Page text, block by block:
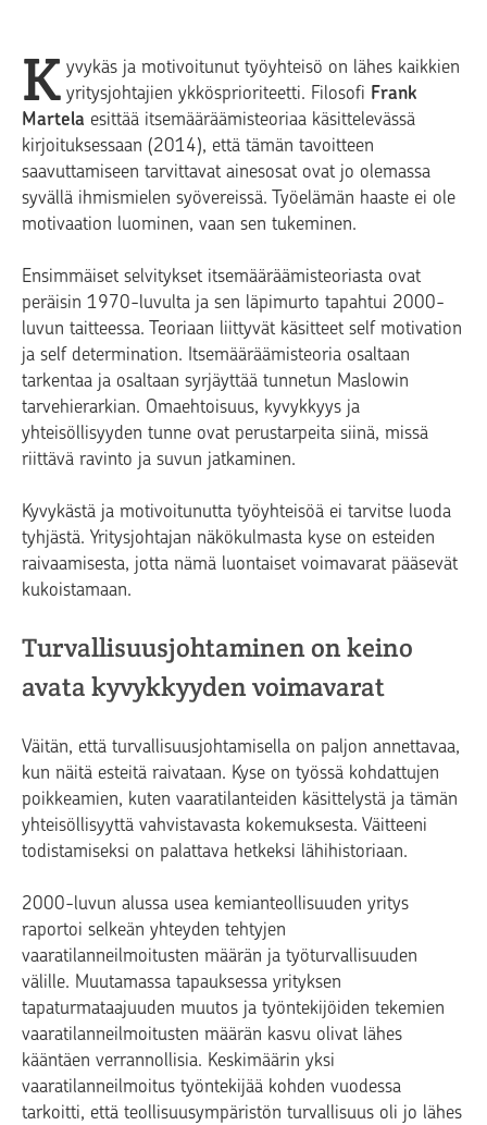
K yvykäs ja motivoitunut työyhteisö on lähes kaikkien
yritysjohtajien ykkösprioriteetti. Filosofi Frank
Martela esittää itsemääräämisteoriaa käsittelevässä
kirjoituksessaan (2014), että tämän tavoitteen
saavuttamiseen tarvittavat ainesosat ovat jo olemassa
syvällä ihmismielen syövereissä. Työelämän haaste ei ole
motivaation luominen, vaan sen tukeminen.
Ensimmäiset selvitykset itsemääräämisteoriasta ovat
peräisin 1970-luvulta ja sen läpimurto tapahtui 2000-
luvun taitteessa. Teoriaan liittyvät käsitteet self motivation
ja self determination. Itsemääräämisteoria osaltaan
tarkentaa ja osaltaan syrjäyttää tunnetun Maslowin
tarvehierarkian. Omaehtoisuus, kyvykkyys ja
yhteisöllisyyden tunne ovat perustarpeita siinä, missä
riittävä ravinto ja suvun jatkaminen.
Kyvykästä ja motivoitunutta työyhteisöä ei tarvitse luoda
tyhjästä. Yritysjohtajan näkökulmasta kyse on esteiden
raivaamisesta, jotta nämä luontaiset voimavarat pääsevät
kukoistamaan.
Turvallisuusjohtaminen on keino
avata kyvykkyyden voimavarat
Väitän, että turvallisuusjohtamisella on paljon annettavaa,
kun näitä esteitä raivataan. Kyse on työssä kohdattujen
poikkeamien, kuten vaaratilanteiden käsittelystä ja tämän
yhteisöllisyyttä vahvistavasta kokemuksesta. Väitteeni
todistamiseksi on palattava hetkeksi lähihistoriaan.
2000-luvun alussa usea kemianteollisuuden yritys
raportoi selkeän yhteyden tehtyjen
vaaratilanneilmoitusten määrän ja työturvallisuuden
välille. Muutamassa tapauksessa yrityksen
tapaturmataajuuden muutos ja työntekijöiden tekemien
vaaratilanneilmoitusten määrän kasvu olivat lähes
kääntäen verrannollisia. Keskimäärin yksi
vaaratilanneilmoitus työntekijää kohden vuodessa
tarkoitti, että teollisuusympäristön turvallisuus oli jo lähes